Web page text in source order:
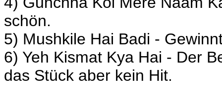
schön.
5) Mushkile Hai Badi -
6) Yeh Kismat Kya Hai - Der
das Stück aber kein Hit.